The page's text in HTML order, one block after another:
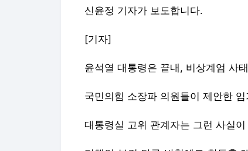
신윤정 기자가 보도합니다.
[기자]
윤석열 대통령은 끝내, 비상계엄 사
국민의힘 소장파 의원들이 제안한
대통령실 고위 관계자는 그런 사실